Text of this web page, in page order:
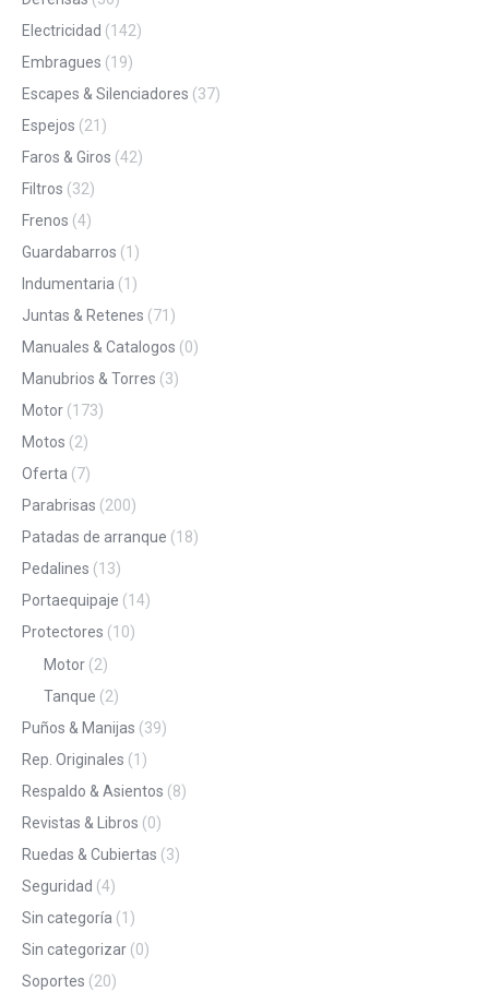
Electricidad (142)
Embragues (19)
Escapes & Silenciadores (37)
Espejos (21)
Faros & Giros (42)
Filtros (32)
Frenos (4)
Guardabarros (1)
Indumentaria (1)
Juntas & Retenes (71)
Manuales & Catalogos (0)
Manubrios & Torres (3)
Motor (173)
Motos (2)
Oferta (7)
Parabrisas (200)
Patadas de arranque (18)
Pedalines (13)
Portaequipaje (14)
Protectores (10)
Motor (2)
Tanque (2)
Puños & Manijas (39)
Rep. Originales (1)
Respaldo & Asientos (8)
Revistas & Libros (0)
Ruedas & Cubiertas (3)
Seguridad (4)
Sin categoría (1)
Sin categorizar (0)
Soportes (20)